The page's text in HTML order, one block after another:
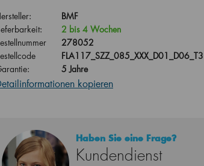
BMF
2 bis 4 Wochen
278052
5 Jahre
kopieren
Haben Sie eine Frage?
Kundendienst